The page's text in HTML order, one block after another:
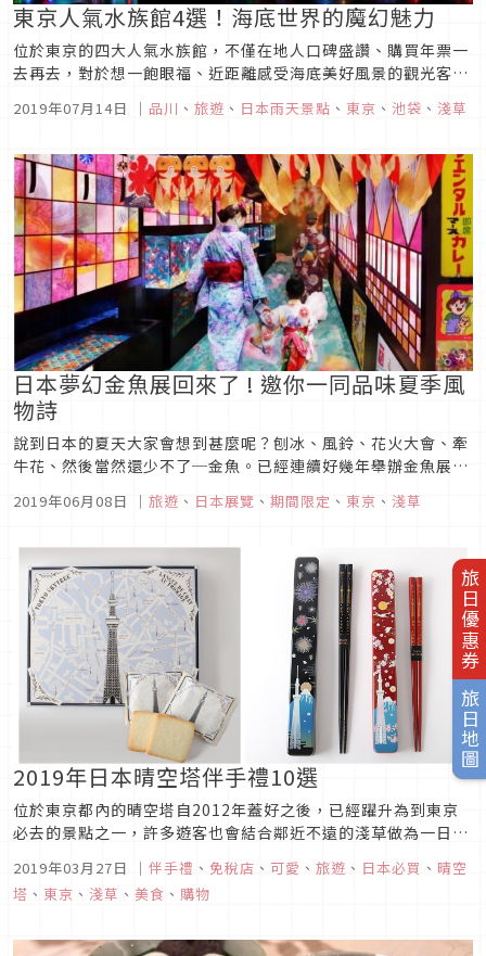
旅日優惠券
旅日地圖
東京人氣水族館4選！海底世界的魔幻魅力
位於東京的四大人氣水族館，不僅在地人口碑盛讚、購買年票一
去再去，對於想一飽眼福、近距離感受海底美好風景的觀光客來
汗又能放鬆身心靈的休假好去處，選水族館就對了！Maxell
步2分...
2019年07月14日 ｜ 品川 、 旅遊 、 日本雨天景點 、 東京 、 池袋 、 淺草
日本夢幻金魚展回來了 ! 邀你一同品味夏季風
物詩
說到日本的夏天大家會想到甚麼呢？刨冰、風鈴、花火大會、牽
牛花、然後當然還少不了─金魚。已經連續好幾年舉辦金魚展的
WONDERLAND 2019」展覽，讓大家在炎熱的夏天可以消消
2019年06月08日 ｜ 旅遊 、 日本展覽 、 期間限定 、 東京 、 淺草
2019年日本晴空塔伴手禮10選
位於東京都內的晴空塔自2012年蓋好之後，已經躍升為到東京
必去的景點之一，許多遊客也會結合鄰近不遠的淺草做為一日遊
得一看，東武鐵道將晴空塔週遭打造成為「東京晴空街道
（Tokyo Solamachi）」，結合美食、購物、夜景、水族館及
2019年03月27日 ｜ 伴手禮 、 免稅店 、 可愛 、 旅遊 、 日本必買 、 晴空
塔 、 東京 、 淺草 、 美食 、 購物